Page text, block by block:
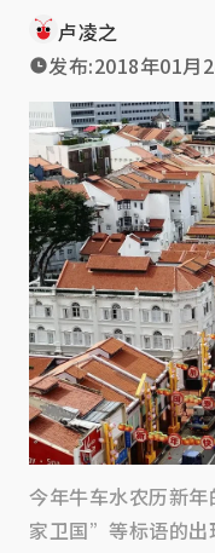
卢凌之
发布:2018年01月
今年牛车水农历新
家卫国”等标语的出